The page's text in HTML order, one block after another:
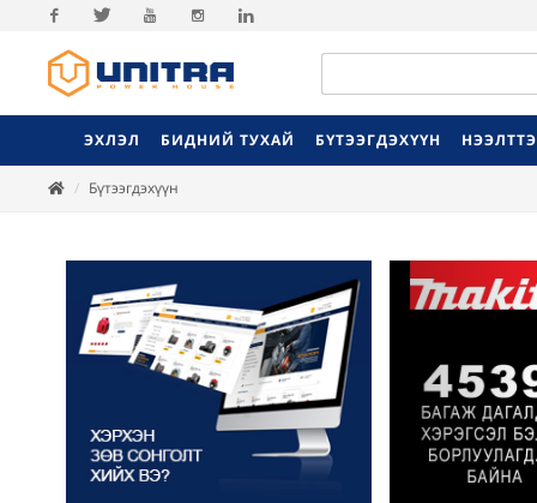
Facebook
ЭХЛЭЛ БИДНИЙ ТУХАЙ БҮТЭЭГДЭХҮҮН
Бүтээгдэхүүн